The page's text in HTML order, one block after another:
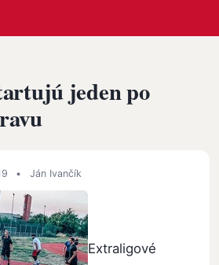
jeden po
• Ján Ivančík
Extraligové